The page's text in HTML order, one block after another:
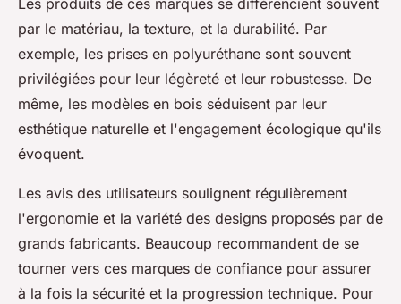
Les produits de ces marques se différencient souvent
par le matériau, la texture, et la durabilité. Par
exemple, les prises en polyuréthane sont souvent
privilégiées pour leur légèreté et leur robustesse. De
même, les modèles en bois séduisent par leur
esthétique naturelle et l'engagement écologique qu'ils
évoquent.
Les avis des utilisateurs soulignent régulièrement
l'ergonomie et la variété des designs proposés par de
grands fabricants. Beaucoup recommandent de se
tourner vers ces marques de confiance pour assurer
à la fois la sécurité et la progression technique. Pour